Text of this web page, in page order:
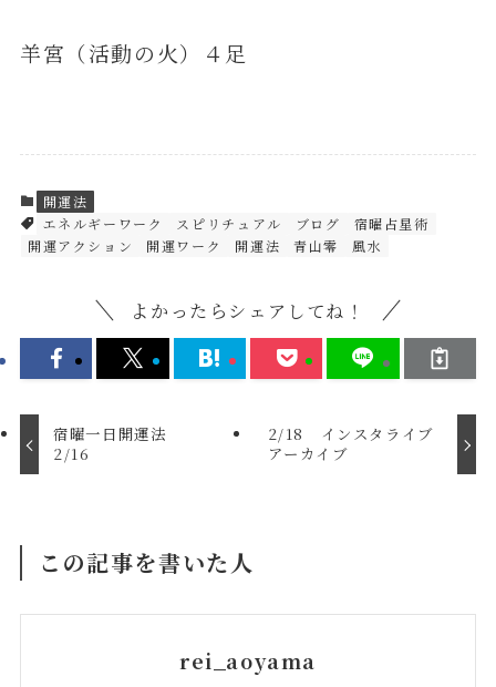
羊宮（活動の火）４足
開運法
エネルギーワーク
スピリチュアル ブログ
宿曜占星術
開運アクション
開運ワーク 開運法 青山零 風水
よかったらシェアしてね！
宿曜一日開運法
2/16
2/18 インスタライブ
アーカイブ
この記事を書いた人
rei_aoyama